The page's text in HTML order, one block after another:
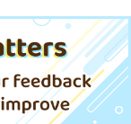
880円（税込）
サンプル
作品詳細